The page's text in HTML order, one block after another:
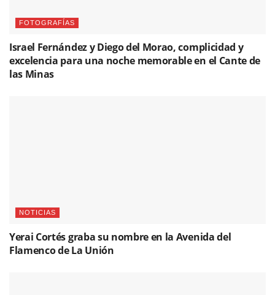
FOTOGRAFÍAS
Israel Fernández y Diego del Morao, complicidad y
excelencia para una noche memorable en el Cante de
las Minas
NOTICIAS
Yerai Cortés graba su nombre en la Avenida del
Flamenco de La Unión